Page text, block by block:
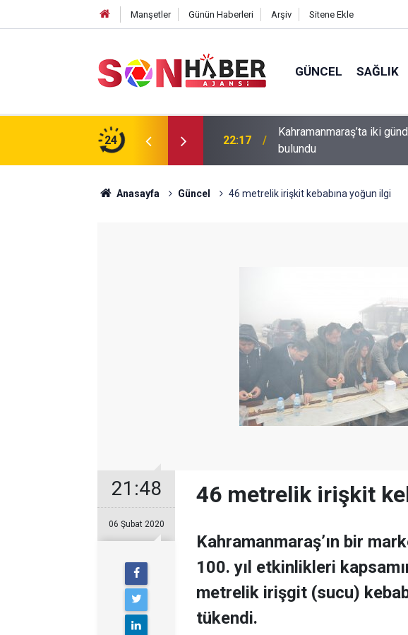
Manşetler Günün Haberleri Arşiv Sitene Ekle
GÜNCEL SAĞLIK
24
olan yaşlı adamın cansız bedeni barajda
20:43 Andırın’da Bir Grup Yolu
Anasayfa Güncel 46 metrelik irişkit kebabına yoğun ilgi
21:48
06 Şubat 2020
46 metrelik irişkit
Kahramanmaraş’ın bir
100. yıl etkinlikleri
metrelik irişgit (sucu)
tükendi.